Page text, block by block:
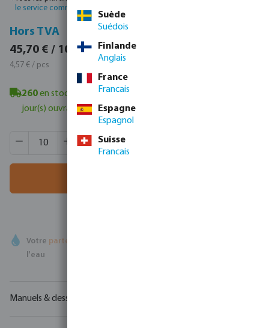
le service commercialpour obtenir des prix personnalisés.
Hors TVA
45,70 € / 10 pcs
4,57 € / pcs
55,30 € / 10 pcs
260en stock à Veghel, NL- délai de livraison minimum : 1-2
jour(s) ouvrable(s)
Quantité de produit : Entrez la quantité souhaitée ou
Quantité de boîtes:
MSQ:
Votre partenaire commercial
l'eau
Manuels & dessins
Suède
Suédois
Finlande
Anglais
France
Francais
Espagne
Espagnol
Suisse
Francais